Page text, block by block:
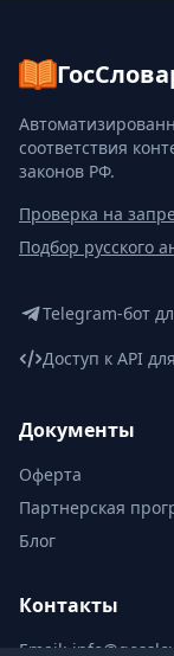
соответствия
законов РФ.
Проверка на
Подбор русского
Telegram-бот
Доступ к API
Документы
Оферта
Партнерская
Блог
Контакты
Email: